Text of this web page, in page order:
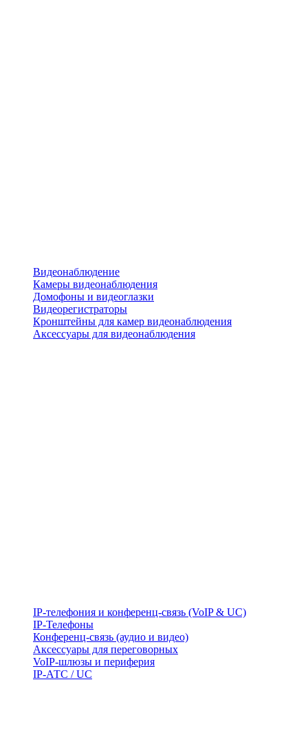
Видеонаблюдение
Камеры видеонаблюдения
Домофоны и видеоглазки
Видеорегистраторы
Кронштейны для камер видеонаблюдения
Аксессуары для видеонаблюдения
IP-телефония и конференц-связь (VoIP & UC)
IP-Телефоны
Конференц-связь (аудио и видео)
Аксессуары для переговорных
VoIP-шлюзы и периферия
IP-АТС / UC